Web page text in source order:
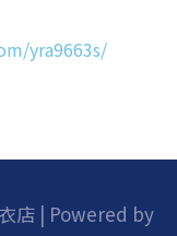
yra9663s/
店 | Powered by